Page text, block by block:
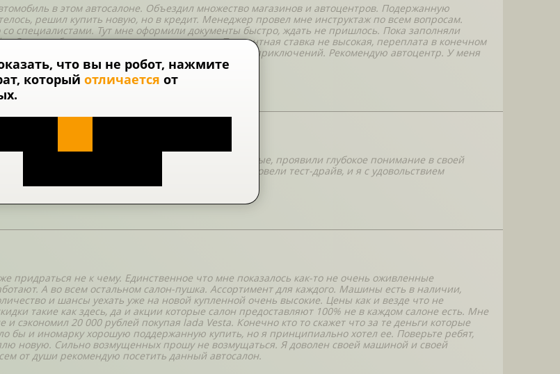
в этом автосалоне. Объездил множество магазинов и автоцентров. Подержанную
решил купить новую, но в кредит. Менеджер провел мне инструктаж по всем вопросам.
специалистами. Тут мне оформили документы быстро, ждать не пришлось. Пока заполняли
Сервис обслуживания на высоком уровне. Процентная ставка не высокая, переплата в конечном
Зато буду уверен, что машина новая и без приключений. Рекомендую автоцентр. У меня
положительные впечатления.
и взяла тут автомобиль. Работники, хоть и молодые, проявили глубокое понимание в своей
мне консультацию относительно кредита, провели тест-драйв, и я с удовольствием
машины!
придраться не к чему. Единственное что мне показалось как-то не очень оживленные
А во всем остальном салон-пушка. Ассортимент для каждого. Машины есть в наличии,
и шансы уехать уже на новой купленной очень высокие. Цены как и везде что не
такие как здесь, да и акции которые салон предоставляют 100% не в каждом салоне есть. Мне
и сэкономил 20 000 рублей покупая lada Vesta. Конечно кто то скажет что за те деньги которые
бы и иномарку хорошую поддержанную купить, но я принципиально хотел ее. Поверьте ребят,
новую. Сильно возмущенных прошу не возмущаться. Я доволен своей машиной и своей
от души рекомендую посетить данный автосалон.
что вы не робот, нажмите
который отличается от